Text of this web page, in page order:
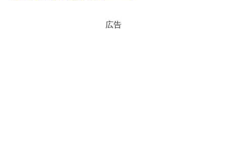
広告